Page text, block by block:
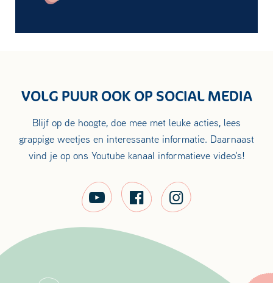
VOLG PUUR OOK OP SOCIAL MEDIA
Blijf op de hoogte, doe mee met leuke acties, lees
grappige weetjes en interessante informatie. Daarnaast
vind je op ons Youtube kanaal informatieve video's!